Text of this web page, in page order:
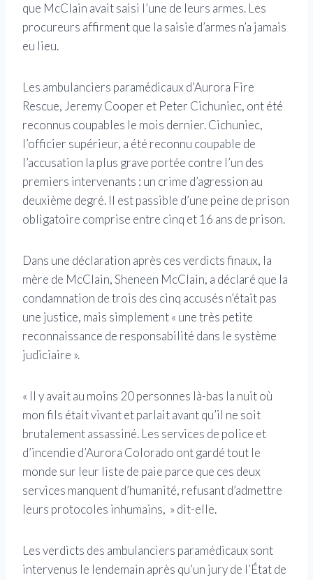
que McClain avait saisi l’une de leurs armes. Les
procureurs affirment que la saisie d’armes n’a jamais
eu lieu.
Les ambulanciers paramédicaux d’Aurora Fire
Rescue, Jeremy Cooper et Peter Cichuniec, ont été
reconnus coupables le mois dernier. Cichuniec,
l’officier supérieur, a été reconnu coupable de
l’accusation la plus grave portée contre l’un des
premiers intervenants : un crime d’agression au
deuxième degré. Il est passible d’une peine de prison
obligatoire comprise entre cinq et 16 ans de prison.
Dans une déclaration après ces verdicts finaux, la
mère de McClain, Sheneen McClain, a déclaré que la
condamnation de trois des cinq accusés n’était pas
une justice, mais simplement « une très petite
reconnaissance de responsabilité dans le système
judiciaire ».
« Il y avait au moins 20 personnes là-bas la nuit où
mon fils était vivant et parlait avant qu’il ne soit
brutalement assassiné. Les services de police et
d’incendie d’Aurora Colorado ont gardé tout le
monde sur leur liste de paie parce que ces deux
services manquent d’humanité, refusant d’admettre
leurs protocoles inhumains, » dit-elle.
Les verdicts des ambulanciers paramédicaux sont
intervenus le lendemain après qu’un jury de l’État de